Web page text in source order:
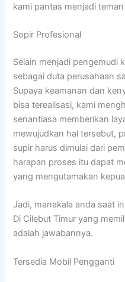
kami pantas menjadi
Sopir Profesional
Selain menjadi pengemudi
sebagai duta perusahaan
Supaya keamanan dan
bisa terealisasi, kami
senantiasa memberikan
mewujudkan hal tersebut,
supir harus dimulai dari
harapan proses itu dapat
yang mengutamakan
Jadi, manakala anda saat
Di Cilebut Timur yang
adalah jawabannya.
Tersedia Mobil Pengganti